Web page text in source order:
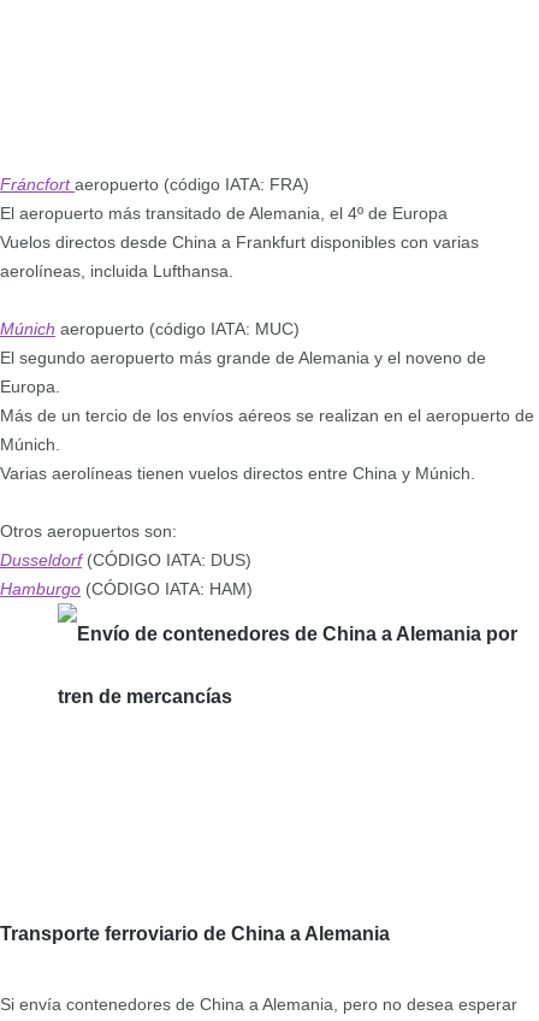
Fráncfortaeropuerto (código IATA: FRA)
El aeropuerto más transitado de Alemania, el 4º de Europa
Vuelos directos desde China a Frankfurt disponibles con varias
aerolíneas, incluida Lufthansa.
Múnich aeropuerto (código IATA: MUC)
El segundo aeropuerto más grande de Alemania y el noveno de
Europa.
Más de un tercio de los envíos aéreos se realizan en el aeropuerto de
Múnich.
Varias aerolíneas tienen vuelos directos entre China y Múnich.
Otros aeropuertos son:
Dusseldorf(CÓDIGO IATA: DUS)
Hamburgo (CÓDIGO IATA: HAM)
Transporte ferroviario de China a Alemania
Si envía contenedores de China a Alemania, pero no desea esperar